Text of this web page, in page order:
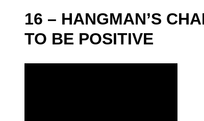
16 – HANGMAN’S
TO BE POSITIVE